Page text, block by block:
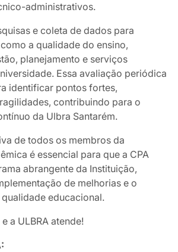
administrativos.
e coleta de dados para
a qualidade do ensino,
planejamento e serviços
Essa avaliação periódica
identificar pontos fortes,
contribuindo para o
da Ulbra Santarém.
de todos os membros da
é essencial para que a CPA
abrangente da Instituição,
de melhorias e o
educacional.
a ULBRA atende!